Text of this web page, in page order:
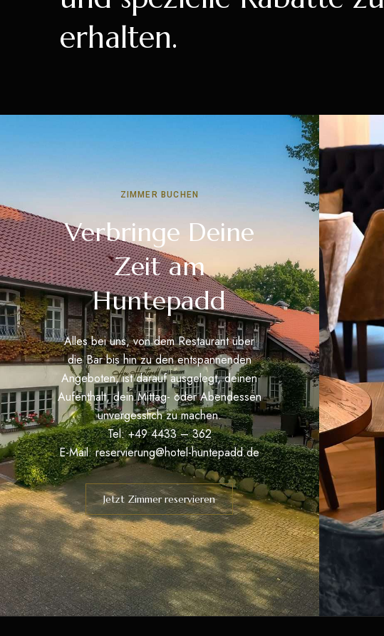
erhalten.
ZIMMER BUCHEN
Verbringe Deine
Zeit am
Huntepadd
Alles bei uns, von dem Restaurant über
die Bar bis hin zu den entspannenden
Angeboten, ist darauf ausgelegt, deinen
Aufenthalt, dein Mittag- oder Abendessen
unvergesslich zu machen.
Tel: +49 4433 – 362
E-Mail:reservierung@hotel-huntepadd.de
Jetzt Zimmer reservieren